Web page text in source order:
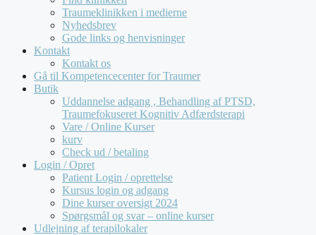
Traumeklinikken i medierne
Nyhedsbrev
Gode links og henvisninger
Kontakt
Kontakt os
Gå til Kompetencecenter for Traumer
Butik
Uddannelse adgang , Behandling af PTSD,
Traumefokuseret Kognitiv Adfærdsterapi
Vare / Online Kurser
kurv
Check ud / betaling
Login / Opret
Patient Login / oprettelse
Kursus login og adgang
Dine kurser oversigt 2024
Spørgsmål og svar – online kurser
Udlejning af terapilokaler